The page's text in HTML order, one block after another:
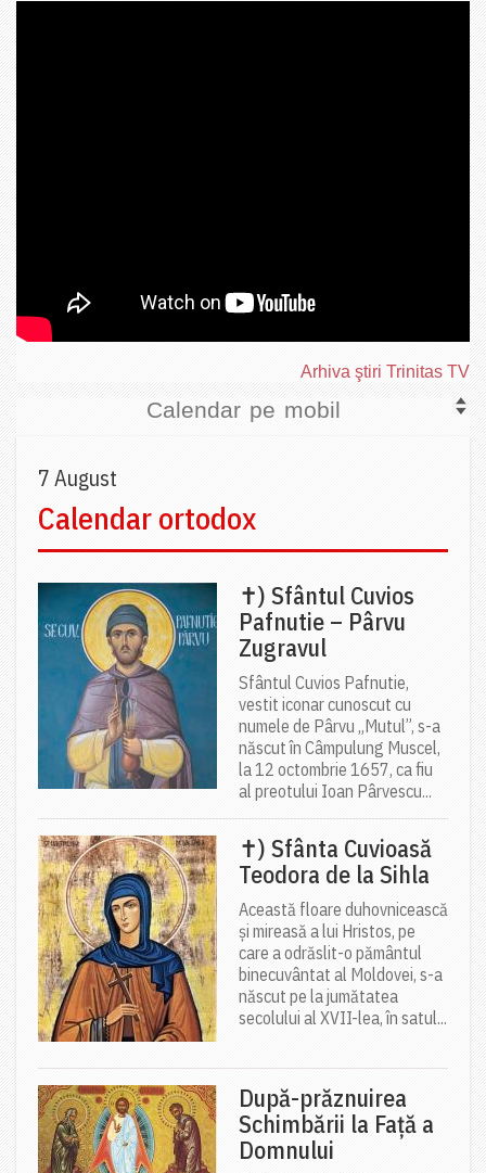
Arhiva ştiri Trinitas TV
Calendar pe mobil
7 August
Calendar ortodox
✝) Sfântul Cuvios
Pafnutie – Pârvu
Zugravul
Sfântul Cuvios Pafnutie,
vestit iconar cunoscut cu
numele de Pârvu „Mutul”, s-a
născut în Câmpulung Muscel,
la 12 octombrie 1657, ca fiu
al preotului Ioan Pârvescu...
✝) Sfânta Cuvioasă
Teodora de la Sihla
Această floare duhovnicească
și mireasă a lui Hristos, pe
care a odrăslit-o pământul
binecuvântat al Moldovei, s-a
născut pe la jumătatea
secolului al XVII-lea, în satul...
După-prăznuirea
Schimbării la Față a
Domnului